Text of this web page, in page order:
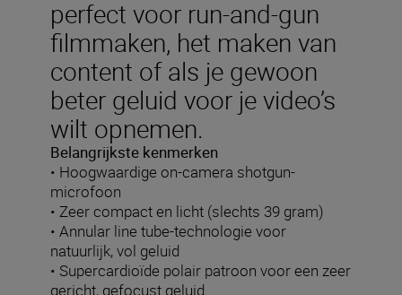
perfect voor run-and-gun
filmmaken, het maken van
content of als je gewoon
beter geluid voor je video’s
wilt opnemen.
Belangrijkste kenmerken
• Hoogwaardige on-camera shotgun-
microfoon
• Zeer compact en licht (slechts 39 gram)
• Annular line tube-technologie voor
natuurlijk, vol geluid
• Supercardioïde polair patroon voor een zeer
gericht, gefocust geluid